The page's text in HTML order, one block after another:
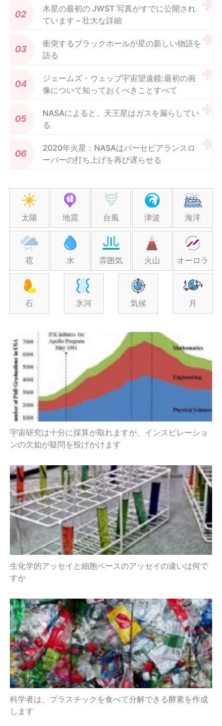
木星の最初の JWST 写真がすでに公開され
ています – 壮大な詳細
衝突するブラックホールが星の新しい物語を
語る
ジェームズ・ウェッブ宇宙望遠鏡:最初の画
像について知っておくべきことすべて
NASAによると、天王星はガスを漏らしてい
る
2020年火星：NASAはパーセビアランスロ
ーバーの打ち上げを再び遅らせる
太陽 地震 台風 津波 海洋
雹 水 雰囲気 火山 オーロラ
石 氷河 気候 月
宇宙研究は十分に採算が取れますが、インスピレーショ
ンの欠如が疑問を投げかけます
生化学的アッセイと細胞ベースのアッセイの違いは何で
すか
科学者は、プラスチックを食べて分解できる酵素を作成
します